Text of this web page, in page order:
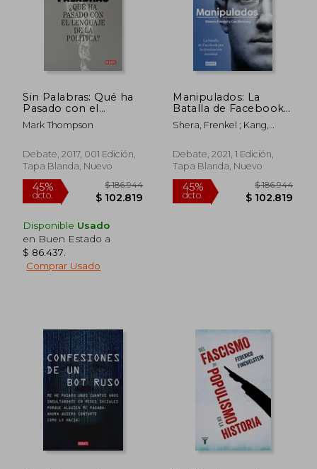
dcto. $ 102.819
Rápido
Sin Palabras: Qué ha
Pasado con el
Lenguaje de la
Política?
Mark Thompson
Debate, 2017, 001 Edición,
Tapa Blanda, Nuevo
Disponible Usado
en Buen Estado a
$ 86.437
Comprar Usado
Manipulados: La
Batalla de Facebook
Por La Dominación
Mundial / An Ugly
Facebook's Battle for
Domination
Shera, Frenkel ; Kang,
Debate, 2021, 1 Edición,
Tapa Blanda, Nuevo